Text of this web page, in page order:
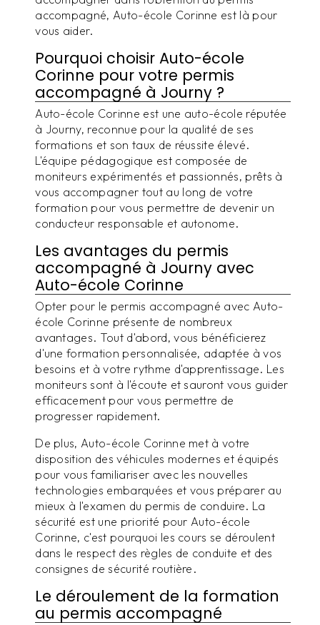
accompagné, Auto-école Corinne est là pour
vous aider.
Pourquoi choisir Auto-école
Corinne pour votre permis
accompagné à Journy ?
Auto-école Corinne est une auto-école réputée
à Journy, reconnue pour la qualité de ses
formations et son taux de réussite élevé.
L'équipe pédagogique est composée de
moniteurs expérimentés et passionnés, prêts à
vous accompagner tout au long de votre
formation pour vous permettre de devenir un
conducteur responsable et autonome.
Les avantages du permis
accompagné à Journy avec
Auto-école Corinne
Opter pour le permis accompagné avec Auto-
école Corinne présente de nombreux
avantages. Tout d'abord, vous bénéficierez
d'une formation personnalisée, adaptée à vos
besoins et à votre rythme d'apprentissage. Les
moniteurs sont à l'écoute et sauront vous guider
efficacement pour vous permettre de
progresser rapidement.
De plus, Auto-école Corinne met à votre
disposition des véhicules modernes et équipés
pour vous familiariser avec les nouvelles
technologies embarquées et vous préparer au
mieux à l'examen du permis de conduire. La
sécurité est une priorité pour Auto-école
Corinne, c'est pourquoi les cours se déroulent
dans le respect des règles de conduite et des
consignes de sécurité routière.
Le déroulement de la formation
au permis accompagné